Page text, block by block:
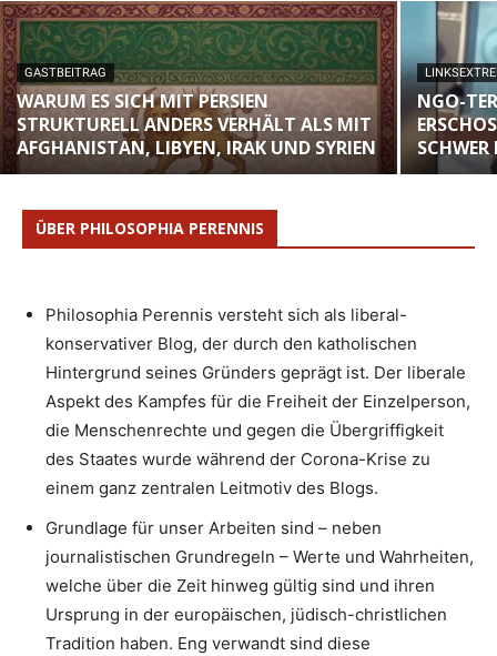
GASTBEITRAG
WARUM ES SICH MIT PERSIEN
STRUKTURELL ANDERS VERHÄLT ALS MIT
AFGHANISTAN, LIBYEN, IRAK UND SYRIEN
NGO-
SCHWER
ÜBER PHILOSOPHIA PERENNIS
Philosophia Perennis versteht sich als liberal-
konservativer Blog, der durch den katholischen
Hintergrund seines Gründers geprägt ist. Der liberale
Aspekt des Kampfes für die Freiheit der Einzelperson,
die Menschenrechte und gegen die Übergriffigkeit
des Staates wurde während der Corona-Krise zu
einem ganz zentralen Leitmotiv des Blogs.
Grundlage für unser Arbeiten sind – neben
journalistischen Grundregeln – Werte und Wahrheiten,
welche über die Zeit hinweg gültig sind und ihren
Ursprung in der europäischen, jüdisch-christlichen
Tradition haben. Eng verwandt sind diese